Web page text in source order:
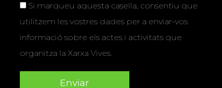
Si marqueu aquesta casella, consentiu que
utilitzem les vostres dades per a enviar-vos
informació sobre els actes i activitats que
organitza la Xarxa Vives.